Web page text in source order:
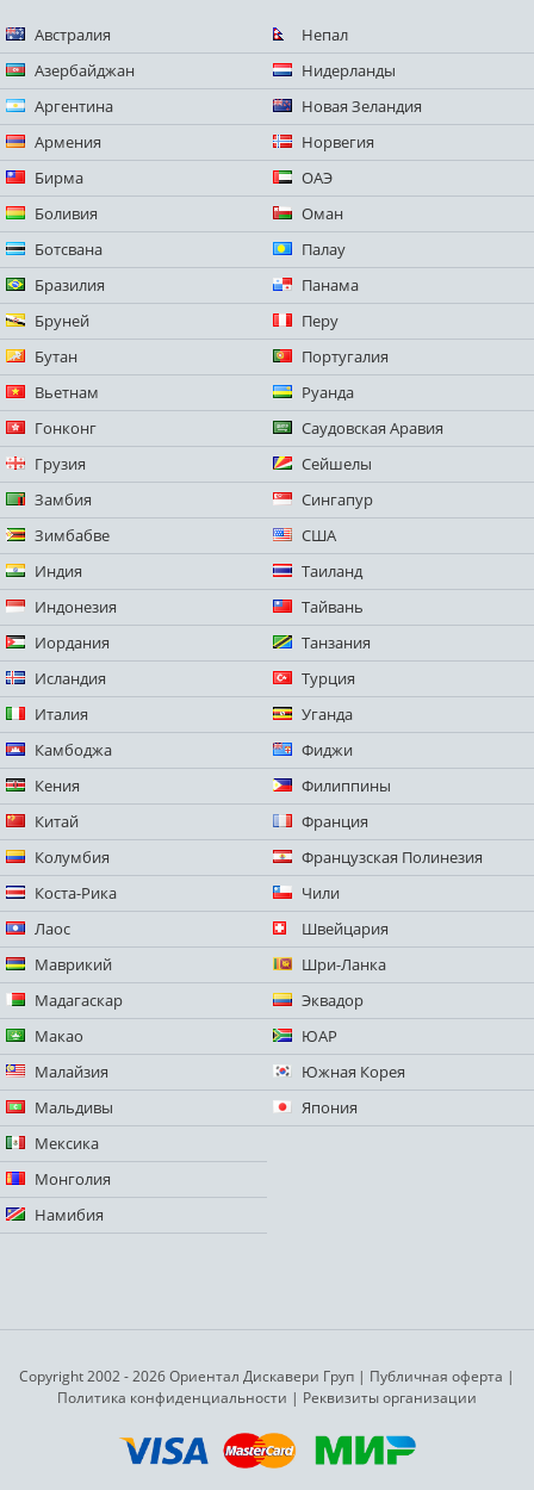
Австралия
Азербайджан
Аргентина
Армения
Бирма
Боливия
Ботсвана
Бразилия
Бруней
Бутан
Вьетнам
Гонконг
Грузия
Замбия
Зимбабве
Индия
Индонезия
Иордания
Исландия
Италия
Камбоджа
Кения
Китай
Колумбия
Коста-Рика
Лаос
Маврикий
Мадагаскар
Макао
Малайзия
Мальдивы
Мексика
Монголия
Намибия
Непал
Нидерланды
Новая Зеландия
Норвегия
ОАЭ
Оман
Палау
Панама
Перу
Португалия
Руанда
Саудовская Аравия
Сейшелы
Сингапур
США
Таиланд
Тайвань
Танзания
Турция
Уганда
Фиджи
Филиппины
Франция
Французская Полинезия
Чили
Швейцария
Шри-Ланка
Эквадор
ЮАР
Южная Корея
Япония
Copyright 2002 - 2026 Ориентал Дискавери Груп | Публичная оферта |
Политика конфиденциальности | Реквизиты организации